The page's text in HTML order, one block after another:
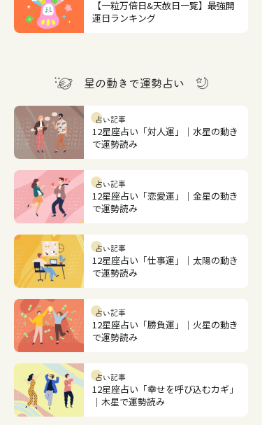
【一粒万倍日&天赦日一覧】最強開
運日ランキング
星の動きで運勢占い
占い記事
12星座占い「対人運」｜水星の動き
で運勢読み
占い記事
12星座占い「恋愛運」｜金星の動き
で運勢読み
占い記事
12星座占い「仕事運」｜太陽の動き
で運勢読み
占い記事
12星座占い「勝負運」｜火星の動き
で運勢読み
占い記事
12星座占い「幸せを呼び込むカギ」
｜木星で運勢読み